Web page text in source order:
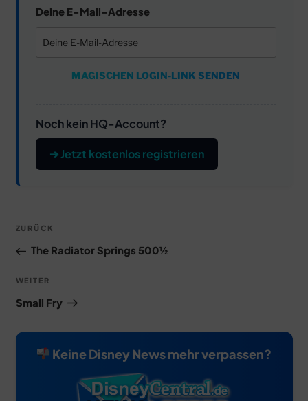
Deine E-Mail-Adresse
MAGISCHEN LOGIN-LINK SENDEN
Noch kein HQ-Account?
➔ Jetzt kostenlos registrieren
Beitragsnavigation
Vorheriger
Beitrag
ZURÜCK
The Radiator Springs 500½
Nächster
Beitrag
WEITER
Small Fry
Keine Disney News mehr verpassen?